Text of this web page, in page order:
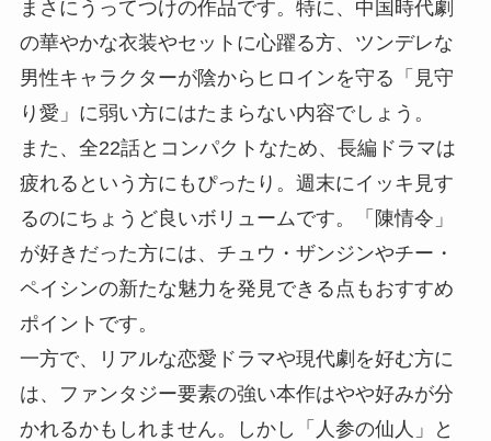
まさにうってつけの作品です。特に、中国時代劇
の華やかな衣装やセットに心躍る方、ツンデレな
男性キャラクターが陰からヒロインを守る「見守
り愛」に弱い方にはたまらない内容でしょう。
また、全22話とコンパクトなため、長編ドラマは
疲れるという方にもぴったり。週末にイッキ見す
るのにちょうど良いボリュームです。「陳情令」
が好きだった方には、チュウ・ザンジンやチー・
ペイシンの新たな魅力を発見できる点もおすすめ
ポイントです。
一方で、リアルな恋愛ドラマや現代劇を好む方に
は、ファンタジー要素の強い本作はやや好みが分
かれるかもしれません。しかし「人参の仙人」と